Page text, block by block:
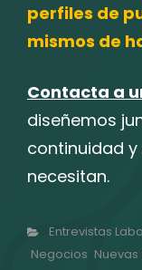
perfiles de
mismos de
Contacta a
diseñemos
continuidad
necesitan.
Categorías
Entrevistas
Negocios